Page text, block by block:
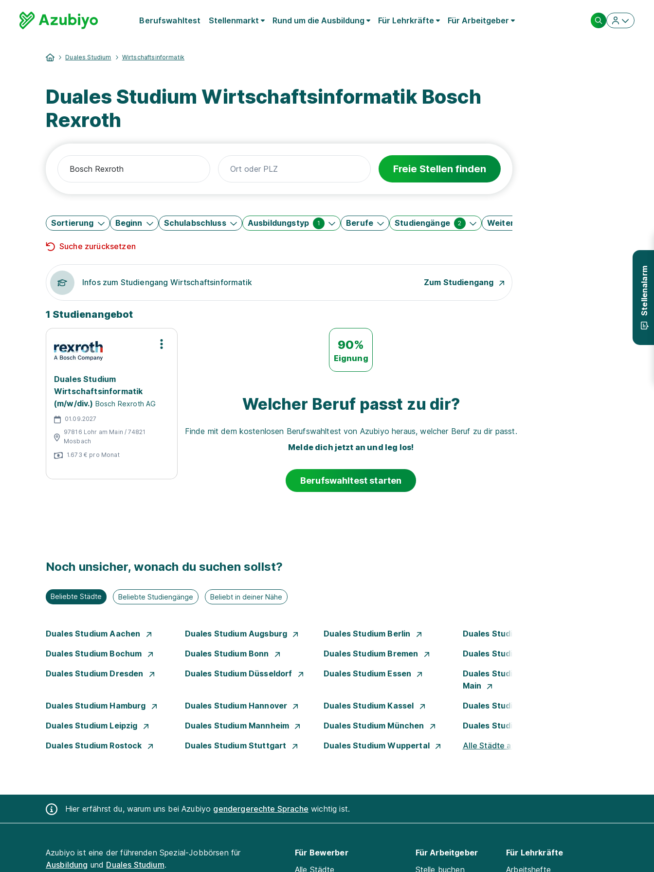
Berufswahltest Stellenmarkt Rund um die Ausbildung Für Lehrkräfte Für Arbeitgeber
Duales Studium Wirtschaftsinformatik
Duales Studium Wirtschaftsinformatik Bosch
Rexroth
Freie Stellen finden
Sortierung Beginn Schulabschluss Ausbildungstyp 1 Berufe Studiengänge 2 Weitere Filter
Suche zurücksetzen
Infos zum Studiengang Wirtschaftsinformatik Zum Studiengang
1 Studienangebot
Duales Studium
Wirtschaftsinformatik
(m/w/div.) Bosch Rexroth AG
01.09.2027
97816 Lohr am Main / 74821
Mosbach
1.673 € pro Monat
Stellenalarm
90%
Eignung
Welcher Beruf passt zu dir?
Finde mit dem kostenlosen Berufswahltest von Azubiyo heraus, welcher Beruf zu dir passt.
Melde dich jetzt an und leg los!
Berufswahltest starten
Noch unsicher, wonach du suchen sollst?
Beliebte Städte Beliebte Studiengänge Beliebt in deiner Nähe
Duales Studium Aachen Duales Studium Augsburg Duales Studium Berlin Duales Studium Bielefeld
Duales Studium Bochum Duales Studium Bonn Duales Studium Bremen Duales Studium Dortmund
Duales Studium Dresden Duales Studium Düsseldorf Duales Studium Essen
Duales Studium Frankfurt am
Main
Duales Studium Hamburg Duales Studium Hannover Duales Studium Kassel Duales Studium Köln
Duales Studium Leipzig Duales Studium Mannheim Duales Studium München Duales Studium Nürnberg
Duales Studium Rostock Duales Studium Stuttgart Duales Studium Wuppertal Alle Städte ansehen
Hier erfährst du, warum uns bei Azubiyo gendergerechte Sprache wichtig ist.
Azubiyo ist eine der führenden Spezial-Jobbörsen für
Ausbildung und Duales Studium.
Für Bewerber
Alle Städte
Für Arbeitgeber
Stelle buchen
Für Lehrkräfte
Arbeitshefte